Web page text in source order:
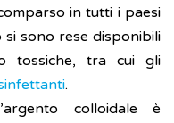
in tutti i paesi
sono rese disponibili
tossiche, tra cui gli
.
colloidale è